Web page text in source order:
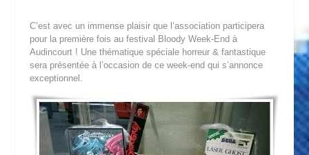
C’est avec un immense plaisir que l’association participera
pour la première fois au festival Bloody Week-End à
Audincourt ! Une thématique spéciale horreur & fantastique
sera présentée à l’occasion de ce week-end qui s’annonce
exceptionnel.